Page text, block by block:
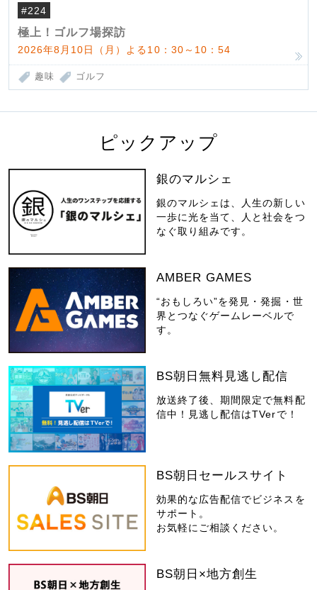
#224
極上！ゴルフ場探訪
2026年8月10日（月）よる10：30～10：54
趣味 ゴルフ
ピックアップ
銀のマルシェ
銀のマルシェは、人生の新しい
一歩に光を当て、人と社会をつ
なぐ取り組みです。
AMBER GAMES
“おもしろい”を発見・発掘・世
界とつなぐゲームレーベルで
す。
BS朝日無料見逃し配信
放送終了後、期間限定で無料配
信中！見逃し配信はTVerで！
BS朝日セールスサイト
効果的な広告配信でビジネスを
サポート。
お気軽にご相談ください。
BS朝日×地方創生